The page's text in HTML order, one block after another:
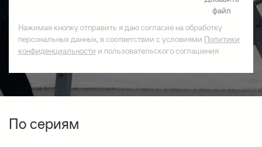
файл
Нажимая кнопку отправить я даю согласие на обработку
персональных данных, в соответствии с условиями Политики
конфиденциальности и пользовательского соглашения
По сериям